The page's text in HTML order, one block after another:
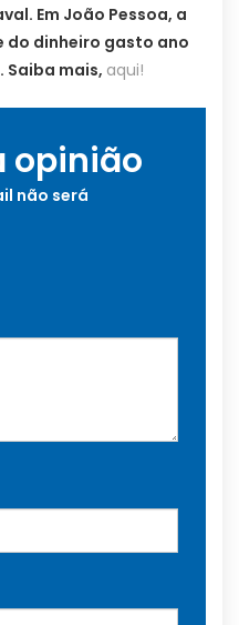
Em João Pessoa, a
dinheiro gasto ano
Saiba mais, aqui!
opinião
não será